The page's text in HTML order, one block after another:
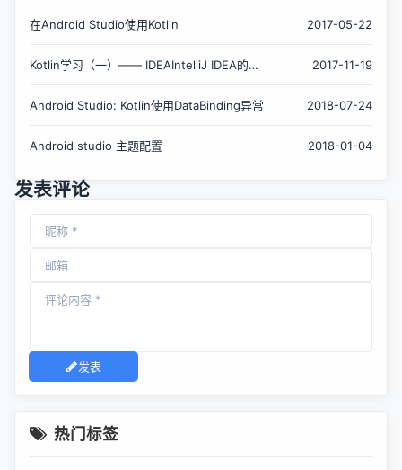
在Android Studio使用Kotlin 2017-05-22
Kotlin学习（一）—— IDEAIntelliJ IDEA的安
2017-11-19
Android Studio: Kotlin使用DataBinding异常 2018-07-24
Android studio 主题配置 2018-01-04
发表评论
发表
热门标签